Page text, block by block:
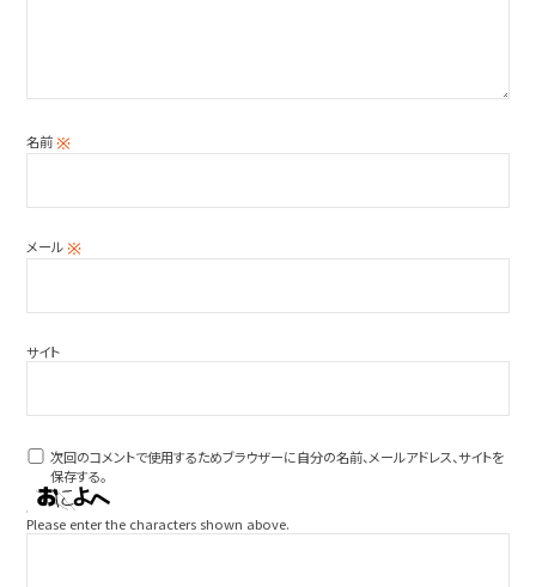
名前※
メール※
サイト
次回のコメントで使用するためブラウザーに自分の名前、メールアドレス、サイトを
保存する。
Please enter the characters shown above.